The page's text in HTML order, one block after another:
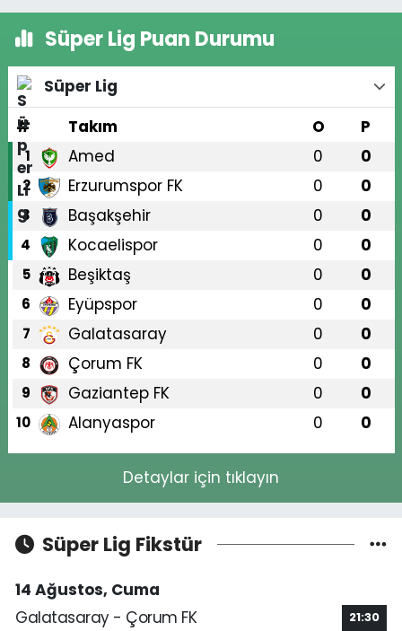
Süper Lig Puan Durumu
Süper Lig
#
Takım O P
1 Amed 0 0
2 Erzurumspor FK 0 0
3 Başakşehir 0 0
4 Kocaelispor 0 0
5 Beşiktaş 0 0
6 Eyüpspor 0 0
7 Galatasaray 0 0
8 Çorum FK 0 0
9 Gaziantep FK 0 0
10 Alanyaspor 0 0
Detaylar için tıklayın
Süper Lig Fikstür
14 Ağustos, Cuma
Galatasaray - Çorum FK
21:30